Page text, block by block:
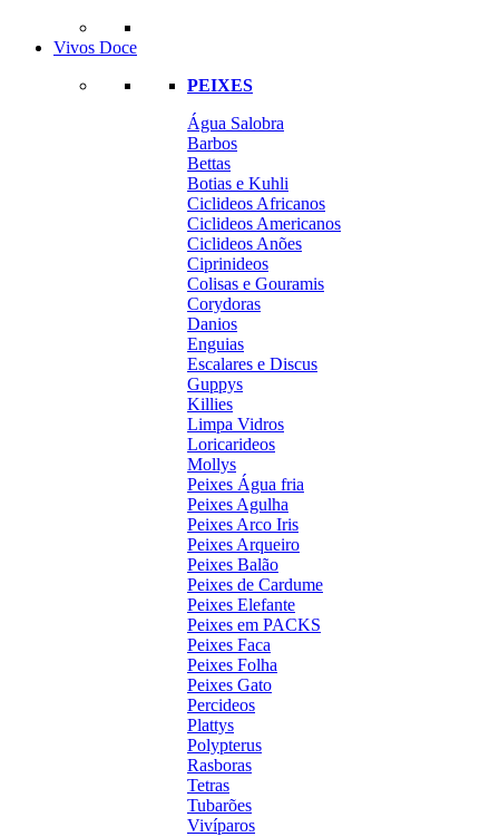
Vivos Doce
PEIXES
Água Salobra
Barbos
Bettas
Botias e Kuhli
Ciclideos Africanos
Ciclideos Americanos
Ciclideos Anões
Ciprinideos
Colisas e Gouramis
Corydoras
Danios
Enguias
Escalares e Discus
Guppys
Killies
Limpa Vidros
Loricarideos
Mollys
Peixes Água fria
Peixes Agulha
Peixes Arco Iris
Peixes Arqueiro
Peixes Balão
Peixes de Cardume
Peixes Elefante
Peixes em PACKS
Peixes Faca
Peixes Folha
Peixes Gato
Percideos
Plattys
Polypterus
Rasboras
Tetras
Tubarões
Vivíparos